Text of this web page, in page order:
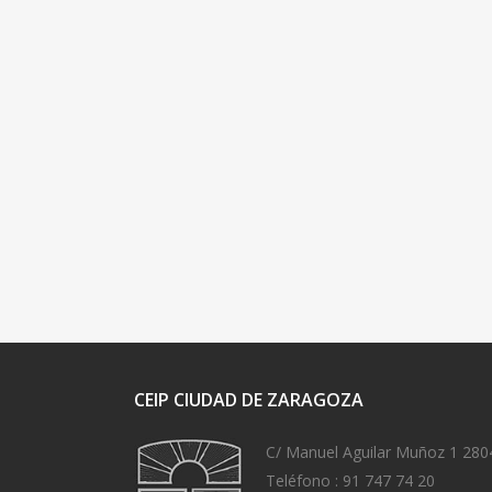
CEIP CIUDAD DE ZARAGOZA
C/ Manuel Aguilar Muñoz 1
Teléfono : 91 747 74 20